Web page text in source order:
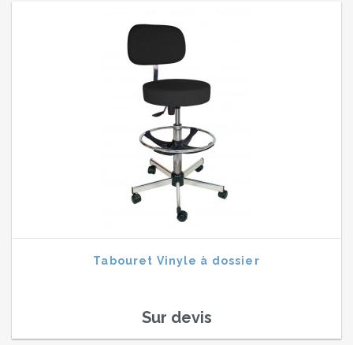
Tabouret Vinyle à dossier
Sur devis